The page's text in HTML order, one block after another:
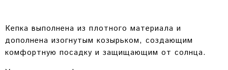
Кепка выполнена из плотного материала и
дополнена изогнутым козырьком, создающим
комфортную посадку и защищающим от солнца.